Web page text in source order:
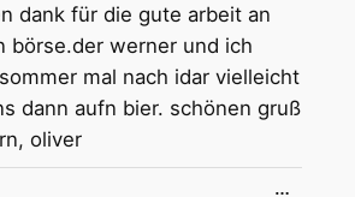
dank für die gute arbeit an
börse.der werner und ich
mal nach idar vielleicht
dann aufn bier. schönen gruß
oliver
…